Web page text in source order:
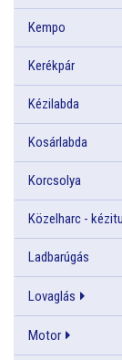
Kempo
Kerékpár
Kézilabda
Kosárlabda
Korcsolya
Közelharc -
Ladbarúgás
Lovaglás
Motor